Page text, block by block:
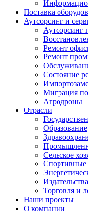
Поставка
Аутсорсинг и
Аутсорсинг
Ремонт
Ремонт
Состояние
Миграция
Агродроны
Отрасли
Образование
Сельское
Спортивные
Торговля и
Наши проекты
О компании